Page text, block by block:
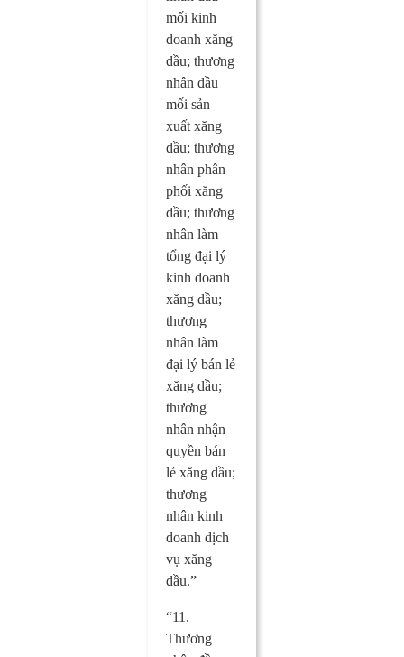
mối kinh
doanh xăng
dầu; thương
nhân đầu
mối sản
xuất xăng
dầu; thương
nhân phân
phối xăng
dầu; thương
nhân làm
tổng đại lý
kinh doanh
xăng dầu;
thương
nhân làm
đại lý bán lẻ
xăng dầu;
thương
nhân nhận
quyền bán
lẻ xăng dầu;
thương
nhân kinh
doanh dịch
vụ xăng
dầu.”
“11.
Thương